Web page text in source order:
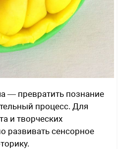
— превратить познание
процесс. Для
и творческих
развивать сенсорное